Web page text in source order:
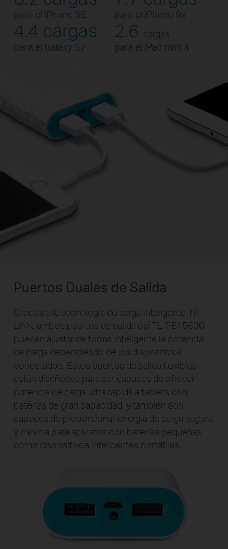
para el iPhone SE para el iPhone 6s
4.4 cargas
para el Galaxy S7
2.6 cargas
para el iPad mini 4
Puertos Duales de Salida
Gracias a la tecnología de carga inteligente TP-
LINK, ambos puertos de salida del TL-PB15600
pueden ajustar de forma inteligente la potencia
de carga dependiendo de los dispositivos
conectados. Estos puertos de salida flexibles
están diseñados para ser capaces de ofrecer
potencia de carga ultra rápida a tablets con
baterías de gran capacidad, y también son
capaces de proporcionar energía de carga segura
y mínima para aparatos con baterías pequeñas
como dispositivos inteligentes portátiles.